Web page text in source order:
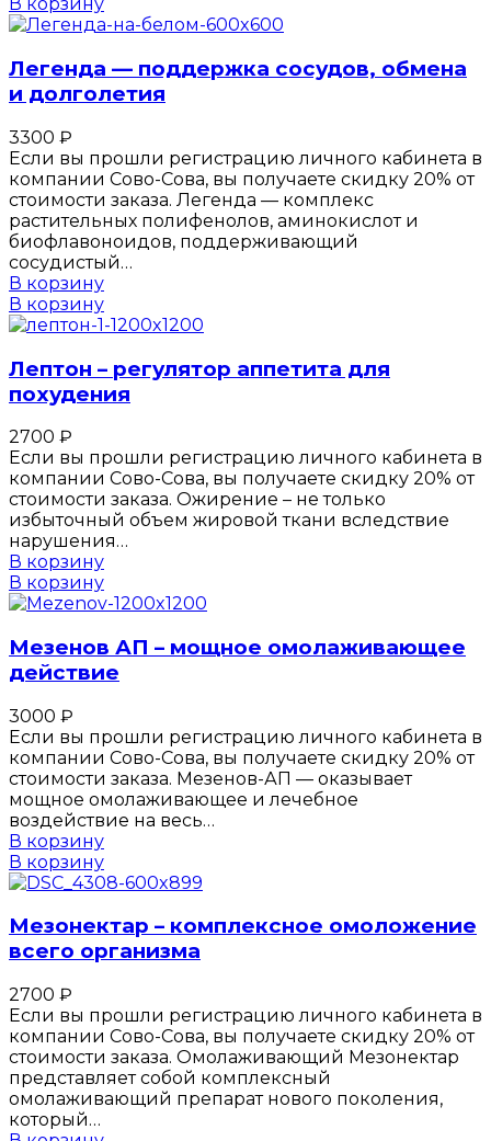
В корзину
Легенда — поддержка сосудов, обмена
и долголетия
3300 ₽
Если вы прошли регистрацию личного кабинета в
компании Сово-Сова, вы получаете скидку 20% от
стоимости заказа. Легенда — комплекс
растительных полифенолов, аминокислот и
биофлавоноидов, поддерживающий
сосудистый…
В корзину
В корзину
Лептон – регулятор аппетита для
похудения
2700 ₽
Если вы прошли регистрацию личного кабинета в
компании Сово-Сова, вы получаете скидку 20% от
стоимости заказа. Ожирение – не только
избыточный объем жировой ткани вследствие
нарушения…
В корзину
В корзину
Мезенов АП – мощное омолаживающее
действие
3000 ₽
Если вы прошли регистрацию личного кабинета в
компании Сово-Сова, вы получаете скидку 20% от
стоимости заказа. Мезенов-АП — оказывает
мощное омолаживающее и лечебное
воздействие на весь…
В корзину
В корзину
Мезонектар – комплексное омоложение
всего организма
2700 ₽
Если вы прошли регистрацию личного кабинета в
компании Сово-Сова, вы получаете скидку 20% от
стоимости заказа. Омолаживающий Мезонектар
представляет собой комплексный
омолаживающий препарат нового поколения,
который…